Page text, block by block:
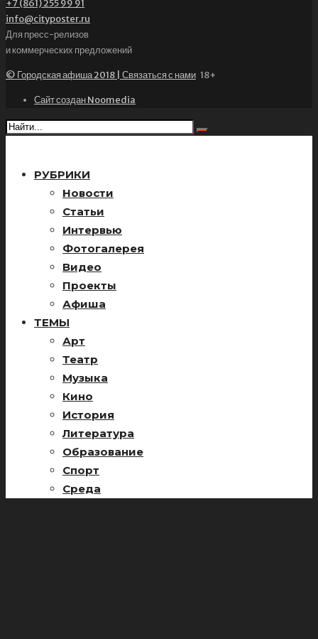
+7 (861) 255 99 91
info@cityposter.ru
Для пресс-релизов
и коммерческих предложений
© Городская афиша 2018 | Связаться с нами 18+
Сайт создан Noomedia
РУБРИКИ
Новости
Статьи
Интервью
Фотогалерея
Видео
Проекты
Афиша
ТЕМЫ
Арт
Театр
Музыка
Кино
История
Литература
Образование
Спорт
Среда